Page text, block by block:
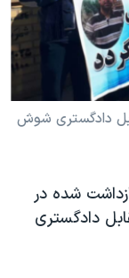
دادگستری شوش
شده در
۶ اسفندماه مقابل دادگستری